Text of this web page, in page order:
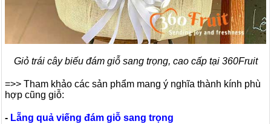
Giỏ trái cây biếu đám giỗ sang trọng, cao cấp tại 360Fruit
=>> Tham khảo các sản phẩm mang ý nghĩa thành kính phù
hợp cũng giỗ:
- Lẵng quả viếng đám giỗ sang trọng